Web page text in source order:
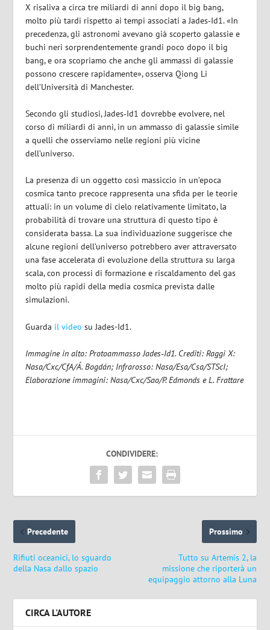
X risaliva a circa tre miliardi di anni dopo il big bang,
molto più tardi rispetto ai tempi associati a Jades‑Id1. «In
precedenza, gli astronomi avevano già scoperto galassie e
buchi neri sorprendentemente grandi poco dopo il big
bang, e ora scopriamo che anche gli ammassi di galassie
possono crescere rapidamente», osserva Qiong Li
dell’Università di Manchester.
Secondo gli studiosi, Jades‑Id1 dovrebbe evolvere, nel
corso di miliardi di anni, in un ammasso di galassie simile
a quelli che osserviamo nelle regioni più vicine
dell’universo.
La presenza di un oggetto così massiccio in un’epoca
cosmica tanto precoce rappresenta una sfida per le teorie
attuali: in un volume di cielo relativamente limitato, la
probabilità di trovare una struttura di questo tipo è
considerata bassa. La sua individuazione suggerisce che
alcune regioni dell’universo potrebbero aver attraversato
una fase accelerata di evoluzione della struttura su larga
scala, con processi di formazione e riscaldamento del gas
molto più rapidi della media cosmica prevista dalle
simulazioni.
Guarda il video su Jades-Id1.
Immagine in alto: Protoammasso Jades‑Id1. Crediti: Raggi X:
Nasa/Cxc/CfA/Á. Bogdán; Infrarosso: Nasa/Esa/Csa/STScI;
Elaborazione immagini: Nasa/Cxc/Sao/P. Edmonds e L. Frattare
CONDIVIDERE:
Precedente
Rifiuti oceanici, lo sguardo
della Nasa dallo spazio
Prossimo
Tutto su Artemis 2, la
missione che riporterà un
equipaggio attorno alla Luna
CIRCA L'AUTORE